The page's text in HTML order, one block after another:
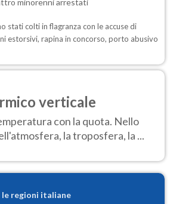
stati colti in flagranza con le accuse di
estorsivi, rapina in concorso, porto abusivo
verticale
con la quota. Nello
la troposfera, la ...
le regioni italiane